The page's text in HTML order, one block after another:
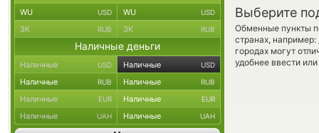
Выберите
Обменные пункты
странах, например:
городах могут
удобнее ввести
WU USD WU USD
ЗК RUB ЗК RUB
Наличные деньги
Наличные USD Наличные USD
Наличные RUB Наличные RUB
Наличные EUR Наличные EUR
Наличные UAH Наличные UAH